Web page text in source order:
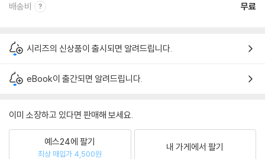
배송비 무료
시리즈의 신상품이 출시되면 알려드립니다.
eBook이 출간되면 알려드립니다.
이미 소장하고 있다면 판매해 보세요.
예스24에 팔기
최상 매입가 4,500원
내 가게에서 팔기